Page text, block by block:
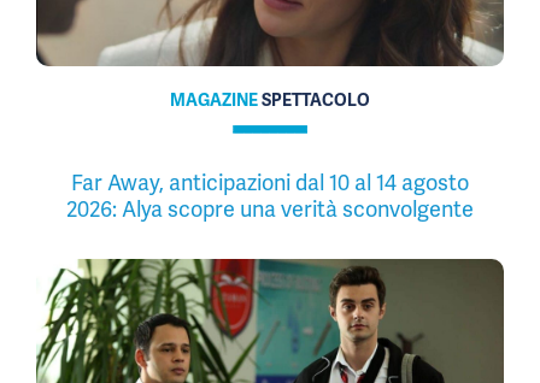
MAGAZINESPETTACOLO
Far Away, anticipazioni dal 10 al 14 agosto
2026: Alya scopre una verità sconvolgente